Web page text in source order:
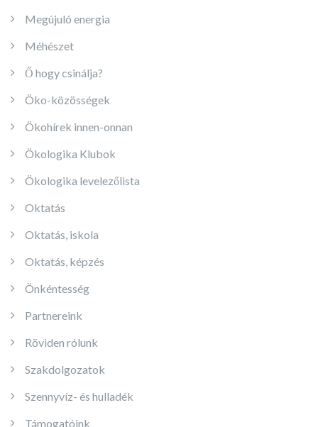
Megújuló energia
Méhészet
Ő hogy csinálja?
Öko-közösségek
Ökohírek innen-onnan
Ökologika Klubok
Ökologika levelezőlista
Oktatás
Oktatás, iskola
Oktatás, képzés
Önkéntesség
Partnereink
Röviden rólunk
Szakdolgozatok
Szennyvíz- és hulladék
Támogatóink